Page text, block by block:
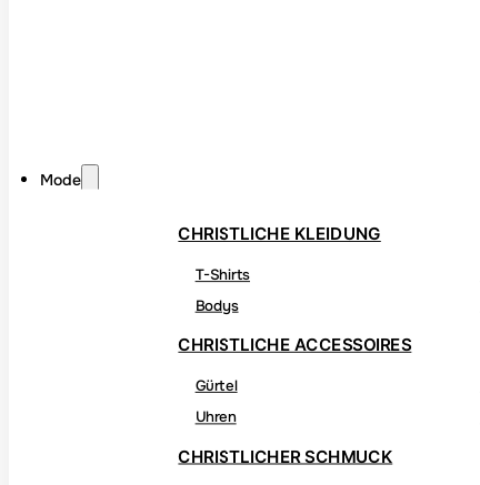
Mode
CHRISTLICHE KLEIDUNG
T-Shirts
Bodys
CHRISTLICHE ACCESSOIRES
Gürtel
Uhren
CHRISTLICHER SCHMUCK